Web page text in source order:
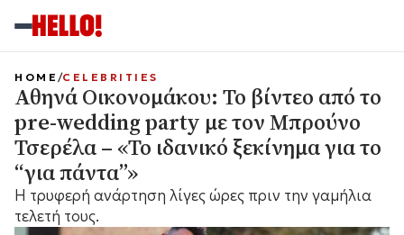
HOME CELEBRITIES
Αθηνά Οικονομάκου: Το βίντεο από το
pre-wedding party με τον Μπρούνο
Τσερέλα – «Το ιδανικό ξεκίνημα για το
“για πάντα”»
Η τρυφερή ανάρτηση λίγες ώρες πριν την γαμήλια
τελετή τους.